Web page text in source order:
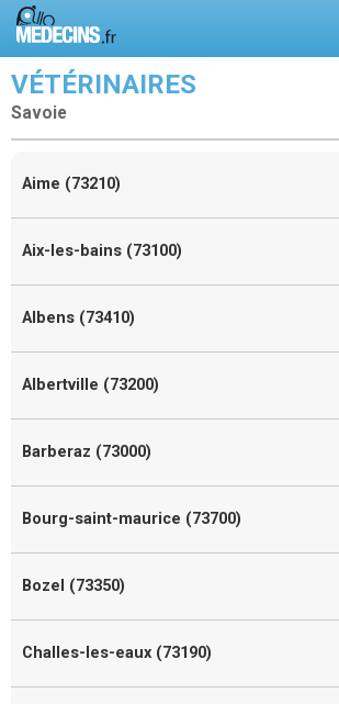
VÉTÉRINAIRES
Savoie
Aime (73210)
Aix-les-bains (73100)
Albens (73410)
Albertville (73200)
Barberaz (73000)
Bourg-saint-maurice (73700)
Bozel (73350)
Challes-les-eaux (73190)